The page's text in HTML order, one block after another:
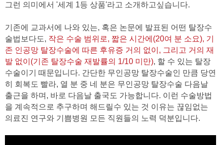
그런 의미에서 '세계 1등 상품'라고 소개하고싶습니다.
기존에 교과서에 나와 있는, 혹은 논문에 발표된 어떤 탈장수
술법보다도, 작은 수술 범위로, 짧은 시간에(20여 분 소요), 기
존 인공망 탈장수술에 따른 후유증 거의 없이, 그리고 거의 재
발 없이(기존 탈장수술 재발률의 1/10 미만), 할 수 있는 탈장
수술이기 때문입니다. 간단한 무인공망 탈장수술인 만큼 당연
히 회복도 빨라, 열 분 중 네 분은 무인공망 탈장수술 다음날
출근을 하며, 바로 다음날 출국도 가능합니다. 이런 수술방법
을 계속적으로 추구하며 해드릴수 있는 것 이유는 끊임없는
의료진 연구와 기쁨병원 모든 직원들의 노력 덕분입니다.